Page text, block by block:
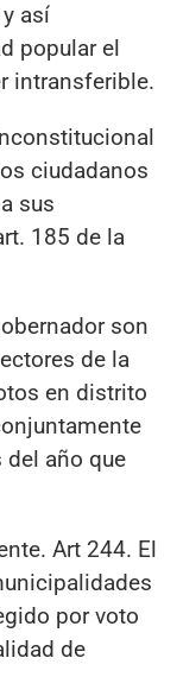
así
popular el
intransferible.
ciudadanos
sus
185 de la
son
de la
en distrito
año que
Art 244. El
por voto
de